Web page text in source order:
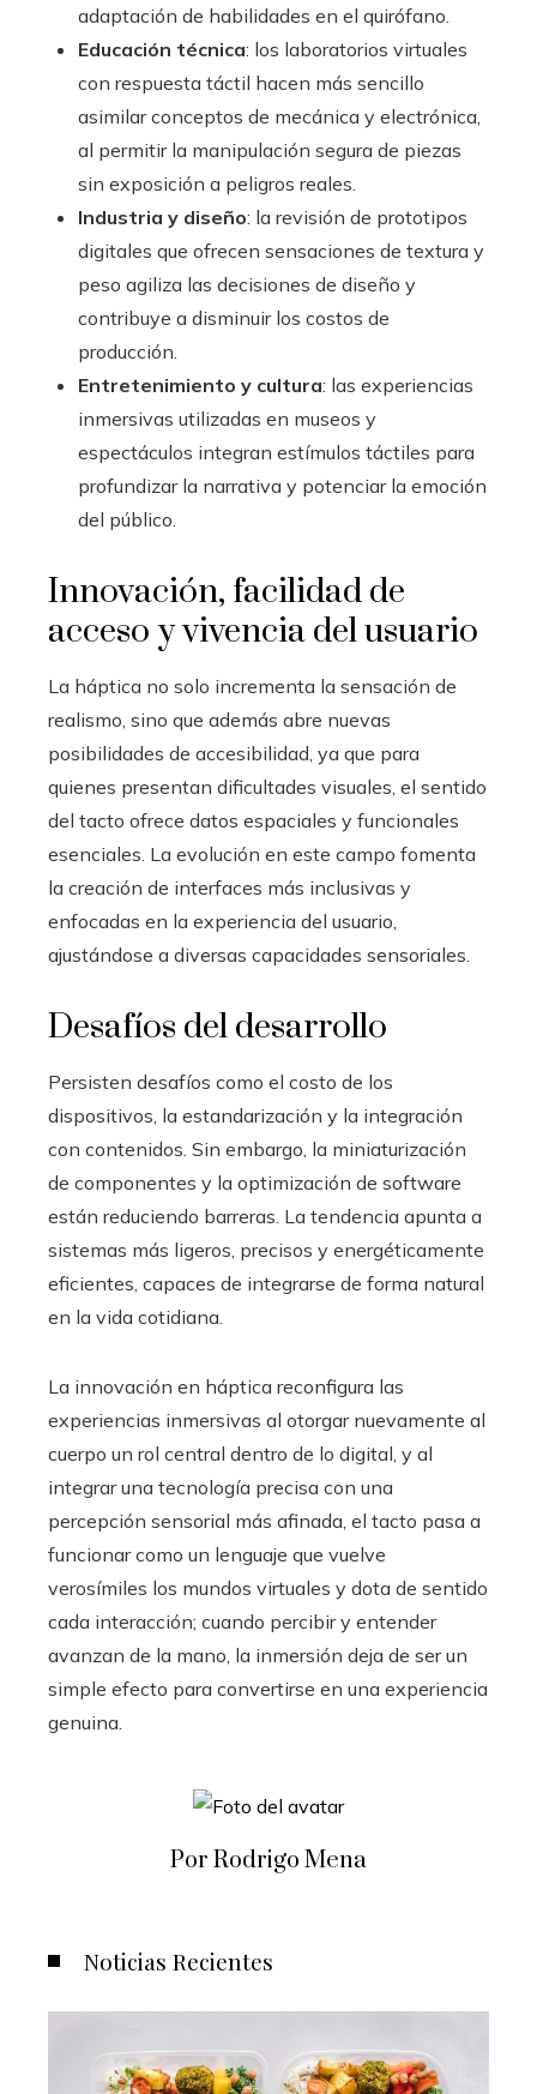
adaptación de habilidades en el quirófano.
Educación técnica: los laboratorios virtuales
con respuesta táctil hacen más sencillo
asimilar conceptos de mecánica y electrónica,
al permitir la manipulación segura de piezas
sin exposición a peligros reales.
Industria y diseño: la revisión de prototipos
digitales que ofrecen sensaciones de textura y
peso agiliza las decisiones de diseño y
contribuye a disminuir los costos de
producción.
Entretenimiento y cultura: las experiencias
inmersivas utilizadas en museos y
espectáculos integran estímulos táctiles para
profundizar la narrativa y potenciar la emoción
del público.
Innovación, facilidad de
acceso y vivencia del usuario
La háptica no solo incrementa la sensación de
realismo, sino que además abre nuevas
posibilidades de accesibilidad, ya que para
quienes presentan dificultades visuales, el sentido
del tacto ofrece datos espaciales y funcionales
esenciales. La evolución en este campo fomenta
la creación de interfaces más inclusivas y
enfocadas en la experiencia del usuario,
ajustándose a diversas capacidades sensoriales.
Desafíos del desarrollo
Persisten desafíos como el costo de los
dispositivos, la estandarización y la integración
con contenidos. Sin embargo, la miniaturización
de componentes y la optimización de software
están reduciendo barreras. La tendencia apunta a
sistemas más ligeros, precisos y energéticamente
eficientes, capaces de integrarse de forma natural
en la vida cotidiana.
La innovación en háptica reconfigura las
experiencias inmersivas al otorgar nuevamente al
cuerpo un rol central dentro de lo digital, y al
integrar una tecnología precisa con una
percepción sensorial más afinada, el tacto pasa a
funcionar como un lenguaje que vuelve
verosímiles los mundos virtuales y dota de sentido
cada interacción; cuando percibir y entender
avanzan de la mano, la inmersión deja de ser un
simple efecto para convertirse en una experiencia
genuina.
Por Rodrigo Mena
Noticias Recientes